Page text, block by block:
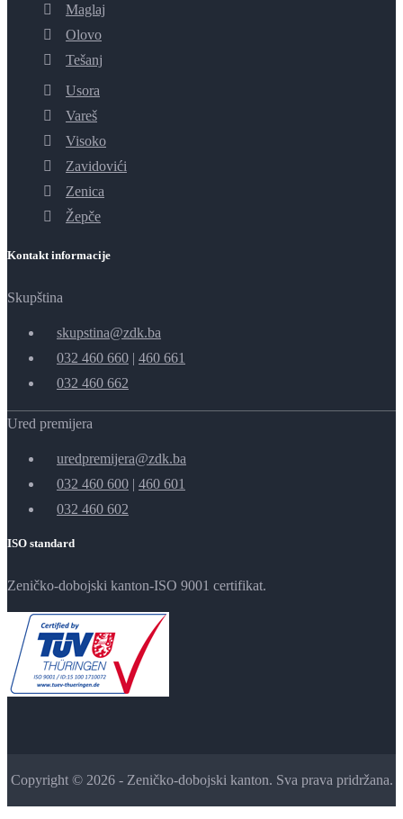
Maglaj
Olovo
Tešanj
Usora
Vareš
Visoko
Zavidovići
Zenica
Žepče
Kontakt informacije
Skupština
skupstina@zdk.ba
032 460 660 | 460 661
032 460 662
Ured premijera
uredpremijera@zdk.ba
032 460 600 | 460 601
032 460 602
ISO standard
Zeničko-dobojski kanton-ISO 9001 certifikat.
Copyright © 2026 - Zeničko-dobojski kanton. Sva prava pridržana.